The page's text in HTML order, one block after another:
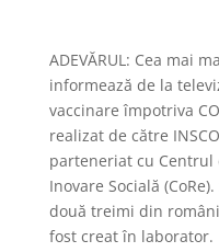
ADEVĂRUL: Cea mai
informează de la
vaccinare împotriva
realizat de către
parteneriat cu Centrul
Inovare Socială
două treimi din
fost creat în laborator.